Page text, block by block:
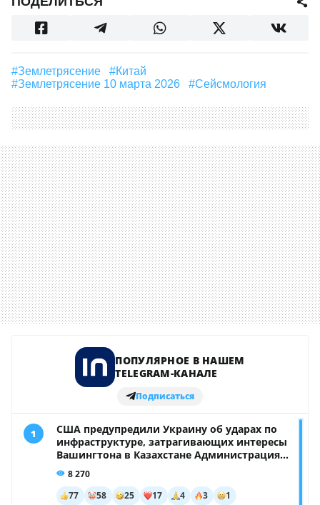
#землетрясение
#Китай
#землетрясение 10 марта 2026
#сейсмология